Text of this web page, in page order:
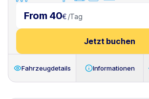
From 40€ /Tag
Jetzt buchen
Fahrzeugdetails Informationen